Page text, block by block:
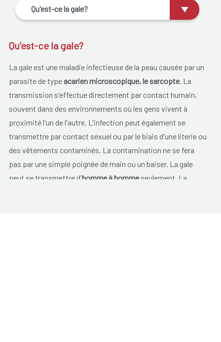
Qu'est-ce la gale?
Qu'est-ce la gale?
La gale est une maladie infectieuse de la peau causée par un
parasite de type acarien microscopique, le sarcopte. La
transmission s'effectue directement par contact humain,
souvent dans des environnements où les gens vivent à
proximité l'un de l'autre. L'infection peut également se
transmettre par contact sexuel ou par le biais d'une literie ou
des vêtements contaminés. La contamination ne se fera
pas par une simple poignée de main ou un baiser. La gale
peut se transmettre d'homme à hommeseulement. La